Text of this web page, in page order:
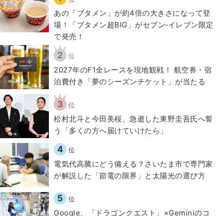
あの「ブタメン」が約4倍の大きさになって登
場！「ブタメン超BIG」がセブン‐イレブン限定
で発売！
2 位
2027年のF1全レースを現地観戦！ 航空券・宿
泊費付き「夢のシーズンチケット」が当たる
3 位
松村北斗と今田美桜、急逝した東野圭吾氏へ誓
う「多くの方へ届けていけたら」
4 位
電気代高騰にどう備える？さいたま市で専門家
が解説した「節電の限界」と太陽光の選び方
5 位
Google、「ドラゴンクエスト」×Geminiのコ